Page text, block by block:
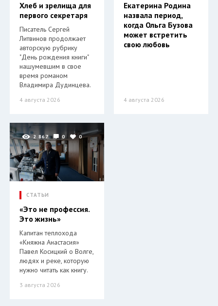
Хлеб и зрелища для
первого секретаря
Писатель Сергей
Литвинов продолжает
авторскую рубрику
"День рождения книги"
нашумевшим в свое
время романом
Владимира Дудинцева.
4 августа 2026
Екатерина Родина
назвала период,
когда Ольга Бузова
может встретить
свою любовь
4 августа 2026
2 867 0 0
СТАТЬИ
«Это не профессия.
Это жизнь»
Капитан теплохода
«Княжна Анастасия»
Павел Косицкий о Волге,
людях и реке, которую
нужно читать как книгу.
3 августа 2026